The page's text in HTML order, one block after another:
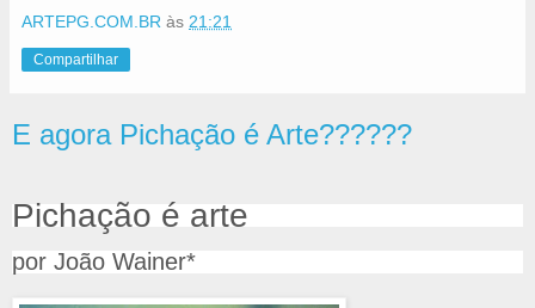
ARTEPG.COM.BR às 21:21
Compartilhar
E agora Pichação é Arte??????
Pichação é arte
por João Wainer*